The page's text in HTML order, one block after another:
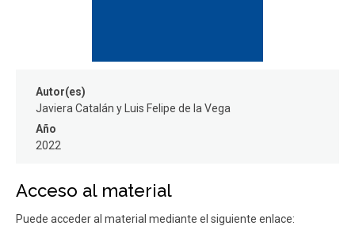
Autor(es)
Javiera Catalán y Luis Felipe de la Vega
Año
2022
Acceso al material
Puede acceder al material mediante el siguiente enlace: